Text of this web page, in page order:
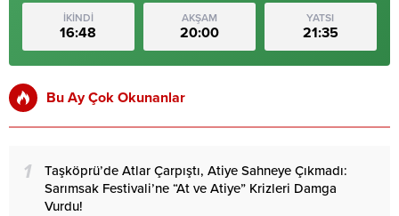
İKİNDİ
16:48
AKŞAM
20:00
YATSI
21:35
Bu Ay Çok Okunanlar
1
Taşköprü’de Atlar Çarpıştı, Atiye Sahneye Çıkmadı:
Sarımsak Festivali’ne “At ve Atiye” Krizleri Damga
Vurdu!